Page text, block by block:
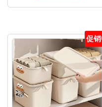
促